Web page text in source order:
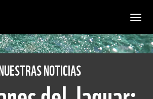
NOTICIAS